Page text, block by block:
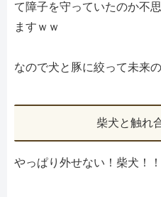
て障子を守っていたのか不
ますｗｗ
なので犬と豚に絞って未来
柴犬と触れ
やっぱり外せない！柴犬！！